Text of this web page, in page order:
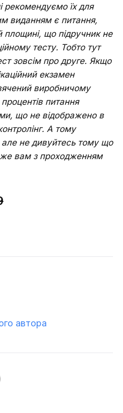
рекомендуємо їх для
виданням є питання,
площині, що підручник не
тесту. Тобто тут
зовсім про друге. Якщо
екзамен
виробничому
питання
що не відображено в
А тому
не дивуйтесь тому що
вам з проходженням
автора